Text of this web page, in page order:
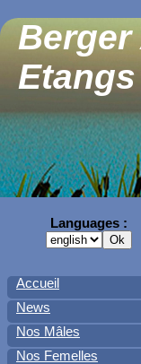
Berger
Etangs
Languages :
Accueil
News
Nos Mâles
Nos Femelles